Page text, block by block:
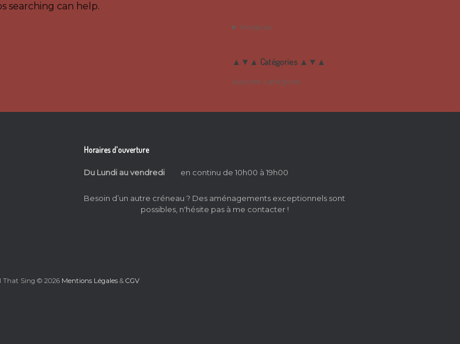
searching can help.
Horaires
▲▼▲ Catégories ▲▼▲
Aucune catégorie
Horaires d'ouverture
Du Lundi au vendredi en continu de 10h00 à 19h00
Besoin d’un autre créneau ? Des aménagements exceptionnels sont
possibles, n'hésite pas à me contacter !
That Sing © 2026 Mentions Légales & CGV